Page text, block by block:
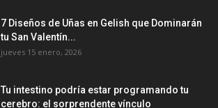
7 Diseños de Uñas en Gelish que Dominarán
tu San Valentín...
jueves 15 enero, 2026
Tu intestino podría estar programando tu
cerebro: el sorprendente vínculo